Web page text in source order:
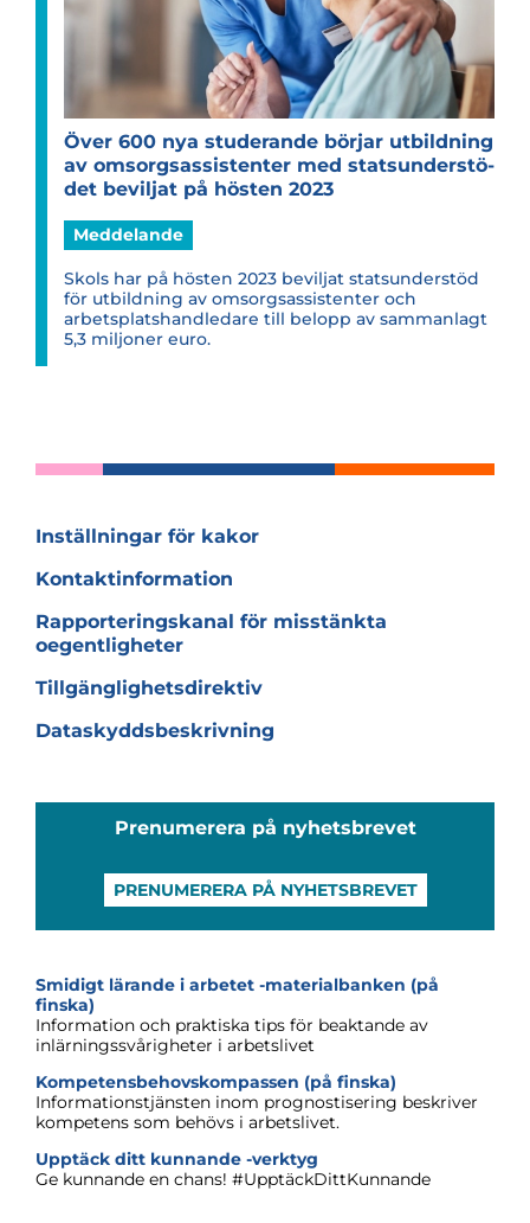
Över 600 nya stu­de­rande bör­jar utbild­ning
av omsorgsas­si­sten­ter med stats­un­der­stö­
det bevil­jat på hös­ten 2023
Meddelande
Skols har på hösten 2023 beviljat statsunderstöd
för utbildning av omsorgsassistenter och
arbetsplatshandledare till belopp av sammanlagt
5,3 miljoner euro.
Inställningar för kakor
Kontaktinformation
Rapporteringskanal för misstänkta
oegentligheter
Tillgänglighetsdirektiv
Dataskyddsbeskrivning
Prenumerera på nyhetsbrevet
PRENUMERERA PÅ NYHETSBREVET
Smidigt lärande i arbetet -materialbanken (på
finska)
Information och praktiska tips för beaktande av
inlärningssvårigheter i arbetslivet
Kompetensbehovskompassen (på finska)
Informationstjänsten inom prognostisering beskriver
kompetens som behövs i arbetslivet.
Upptäck ditt kunnande -verktyg
Ge kunnande en chans! #UpptäckDittKunnande